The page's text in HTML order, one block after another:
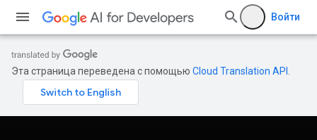
Войти
Эта страница переведена с помощью Cloud Translation API